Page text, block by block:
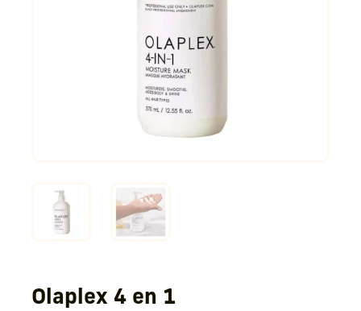
Olaplex 4 en 1